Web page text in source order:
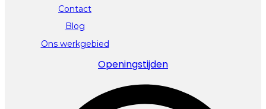
Contact
Blog
Ons werkgebied
Openingstijden